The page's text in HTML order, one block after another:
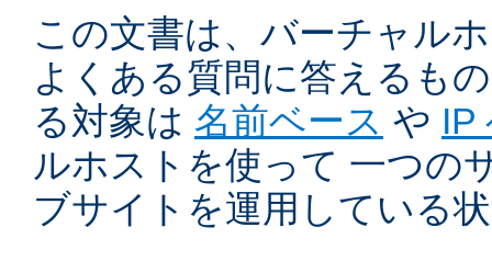
この文書は、バーチャル
よくある質問に答えるも
る対象は 名前ベース や IP
ルホストを使って 一つの
ブサイトを運用している